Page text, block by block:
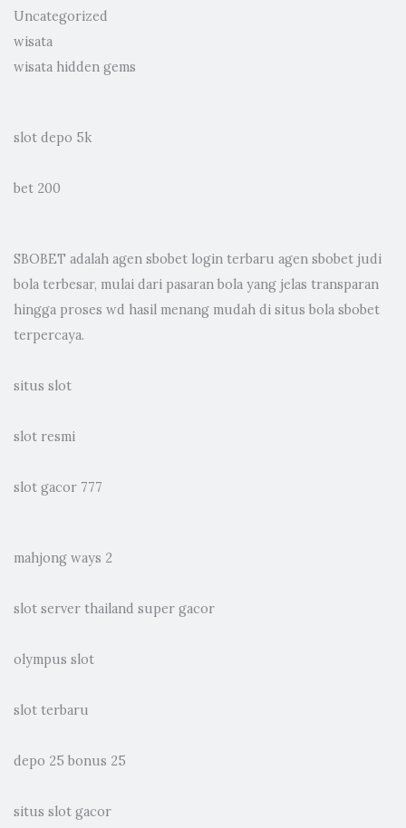
Uncategorized
wisata
wisata hidden gems
slot depo 5k
bet 200
SBOBET adalah agen sbobet login terbaru agen sbobet judi
bola terbesar, mulai dari pasaran bola yang jelas transparan
hingga proses wd hasil menang mudah di situs bola sbobet
terpercaya.
situs slot
slot resmi
slot gacor 777
mahjong ways 2
slot server thailand super gacor
olympus slot
slot terbaru
depo 25 bonus 25
situs slot gacor